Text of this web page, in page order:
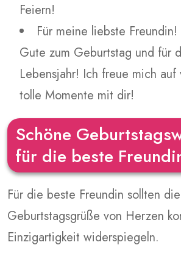
Feiern!
Für meine liebste
Gute zum Geburtstag und für
Lebensjahr! Ich freue mich
tolle Momente mit dir!
Schöne
für die beste
Für die beste Freundin sollten die
Geburtstagsgrüße von Herzen
Einzigartigkeit widerspiegeln.